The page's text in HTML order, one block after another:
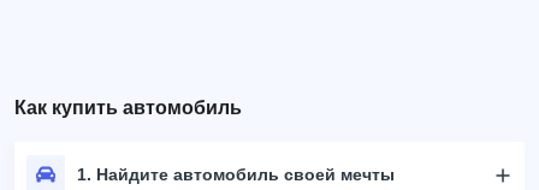
Как купить автомобиль
1. Найдите автомобиль своей мечты